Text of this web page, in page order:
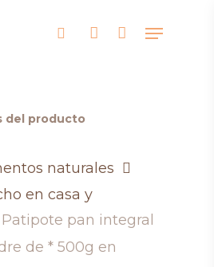
searchaccount
Menu
del producto
naturales
en casa y
Patipote pan integral
de * 500g en